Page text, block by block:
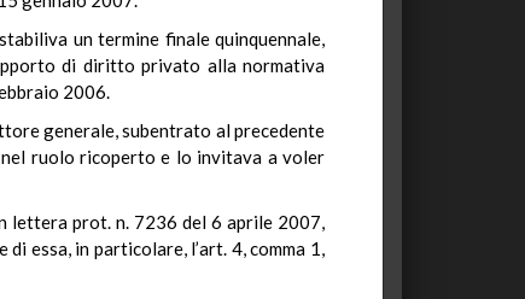
un termine finale quinquennale,
di diritto privato alla normativa
2006.
generale, subentrato al precedente
nel ruolo ricoperto e lo invitava a voler
lettera prot. n. 7236 del 6 aprile 2007,
essa, in particolare, l’art. 4, comma 1,